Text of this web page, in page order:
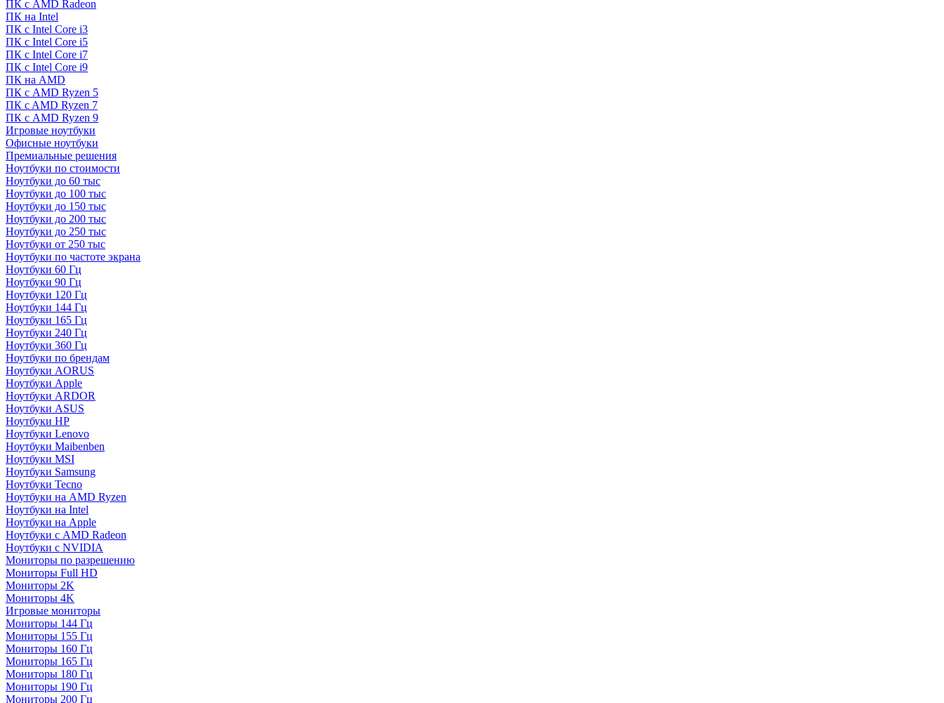
ПК с AMD Radeon
ПК на Intel
ПК с Intel Core i3
ПК с Intel Core i5
ПК с Intel Core i7
ПК с Intel Core i9
ПК на AMD
ПК с AMD Ryzen 5
ПК c AMD Ryzen 7
ПК с AMD Ryzen 9
Игровые ноутбуки
Офисные ноутбуки
Премиальные решения
Ноутбуки по стоимости
Ноутбуки до 60 тыс
Ноутбуки до 100 тыс
Ноутбуки до 150 тыс
Ноутбуки до 200 тыс
Ноутбуки до 250 тыс
Ноутбуки от 250 тыс
Ноутбуки по частоте экрана
Ноутбуки 60 Гц
Ноутбуки 90 Гц
Ноутбуки 120 Гц
Ноутбуки 144 Гц
Ноутбуки 165 Гц
Ноутбуки 240 Гц
Ноутбуки 360 Гц
Ноутбуки по брендам
Ноутбуки AORUS
Ноутбуки Apple
Ноутбуки ARDOR
Ноутбуки ASUS
Ноутбуки HP
Ноутбуки Lenovo
Ноутбуки Maibenben
Ноутбуки MSI
Ноутбуки Samsung
Ноутбуки Tecno
Ноутбуки на AMD Ryzen
Ноутбуки на Intel
Ноутбуки на Apple
Ноутбуки с AMD Radeon
Ноутбуки с NVIDIA
Мониторы по разрешению
Мониторы Full HD
Мониторы 2K
Мониторы 4K
Игровые мониторы
Мониторы 144 Гц
Мониторы 155 Гц
Мониторы 160 Гц
Мониторы 165 Гц
Мониторы 180 Гц
Мониторы 190 Гц
Мониторы 200 Гц